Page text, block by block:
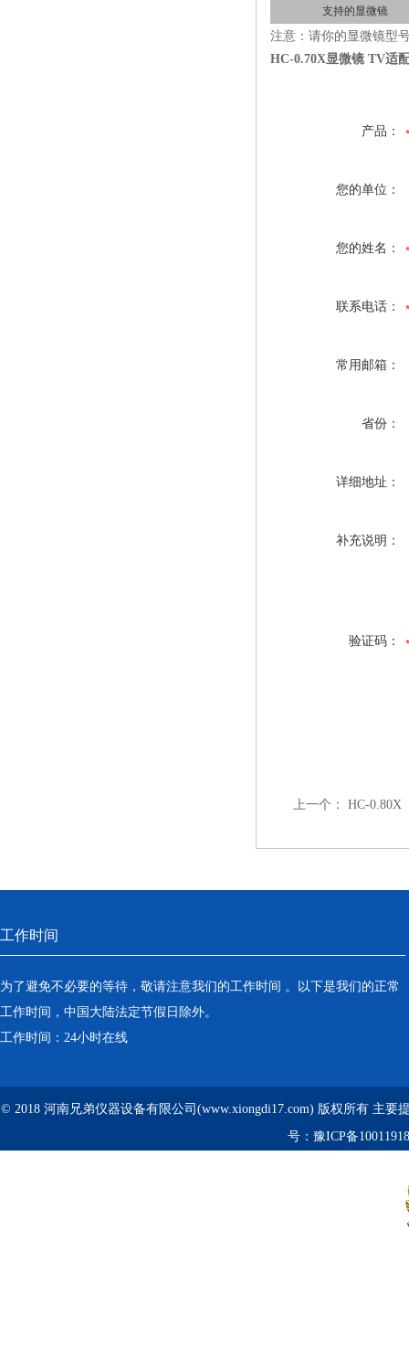
支持的显微镜
注意：请你的显微镜型
HC-0.70X显微镜 TV适
产品：
您的单位：
您的姓名：
联系电话：
常用邮箱：
省份：
详细地址：
补充说明：
验证码：
上一个： HC-0.80X
工作时间
为了避免不必要的等待，敬请注意我们的工作时间 。以下是我们的正常
工作时间，中国大陆法定节假日除外。
工作时间：24小时在线
© 2018 河南兄弟仪器设备有限公司(www.xiongdi17.com) 版权所有 主要
号： 豫ICP备